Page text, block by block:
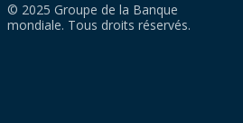
© 2025 Groupe de la Banque
mondiale. Tous droits réservés.